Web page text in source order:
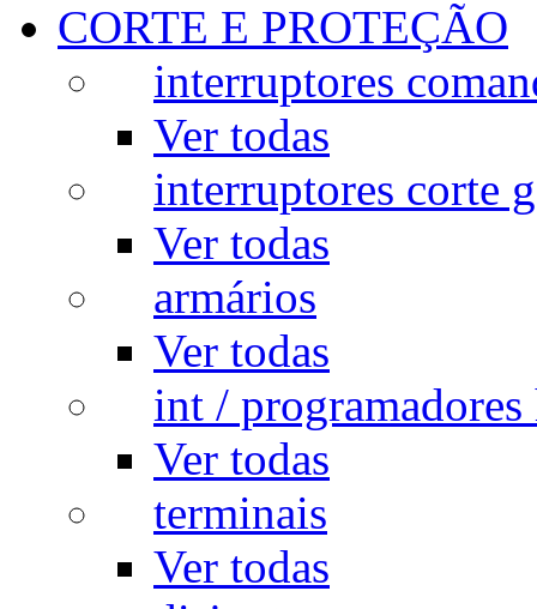
CORTE E PROTEÇÃO
interruptores
Ver todas
interruptores corte
Ver todas
armários
Ver todas
int / programadores
Ver todas
terminais
Ver todas